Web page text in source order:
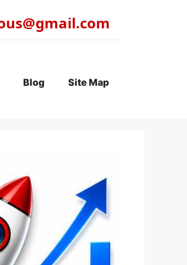
Blog Site Map